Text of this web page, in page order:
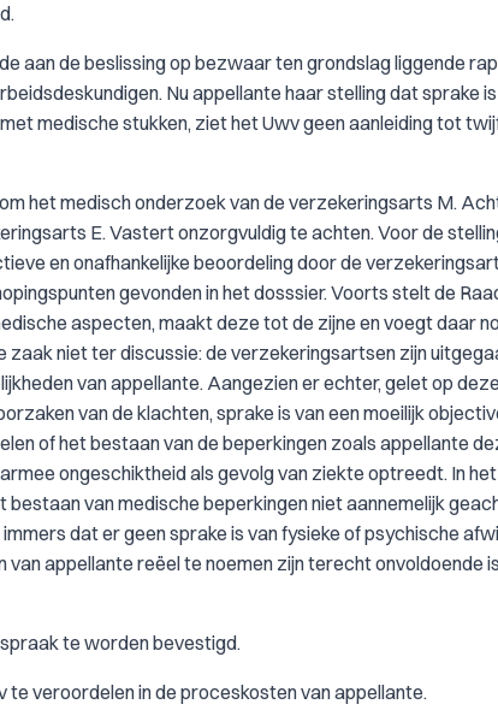
aan de beslissing op bezwaar ten grondslag liggende
Nu appellante haar stelling dat sprake
medische stukken, ziet het Uwv geen aanleiding tot
het medisch onderzoek van de verzekeringsarts M.
E. Vastert onzorgvuldig te achten. Voor de
en onafhankelijke beoordeling door de
gevonden in het dosssier. Voorts stelt de
aspecten, maakt deze tot de zijne en voegt daar
niet ter discussie: de verzekeringsartsen zijn
van appellante. Aangezien er echter, gelet op
van de klachten, sprake is van een moeilijk
of het bestaan van de beperkingen zoals appellante
ongeschiktheid als gevolg van ziekte optreedt. In
van medische beperkingen niet aannemelijk
dat er geen sprake is van fysieke of psychische
appellante reëel te noemen zijn terecht onvoldoende
te worden bevestigd.
veroordelen in de proceskosten van appellante.